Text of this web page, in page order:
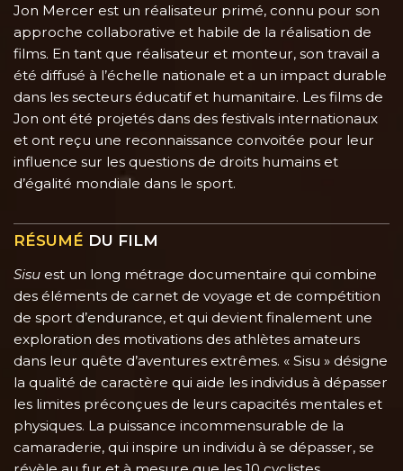
Jon Mercer est un réalisateur primé, connu pour son
approche collaborative et habile de la réalisation de
films. En tant que réalisateur et monteur, son travail a
été diffusé à l’échelle nationale et a un impact durable
dans les secteurs éducatif et humanitaire. Les films de
Jon ont été projetés dans des festivals internationaux
et ont reçu une reconnaissance convoitée pour leur
influence sur les questions de droits humains et
d’égalité mondiale dans le sport.
RÉSUMÉ DU FILM
Sisu est un long métrage documentaire qui combine
des éléments de carnet de voyage et de compétition
de sport d’endurance, et qui devient finalement une
exploration des motivations des athlètes amateurs
dans leur quête d’aventures extrêmes. « Sisu » désigne
la qualité de caractère qui aide les individus à dépasser
les limites préconçues de leurs capacités mentales et
physiques. La puissance incommensurable de la
camaraderie, qui inspire un individu à se dépasser, se